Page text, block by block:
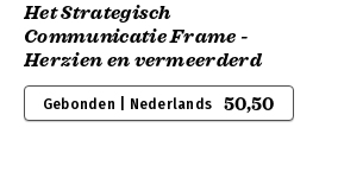
Het Strategisch
Communicatie Frame -
Herzien en vermeerderd
Gebonden | Nederlands 50,50